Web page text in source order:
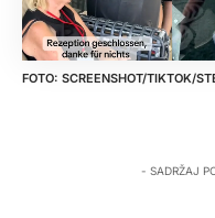
SCREENSHOT/TIKTOK/
- SADRŽAJ